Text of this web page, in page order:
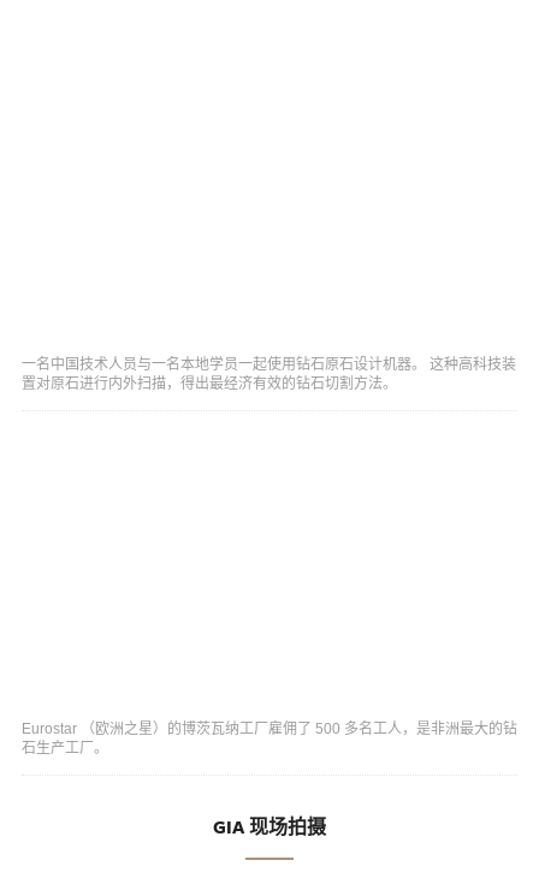
一名中国技术人员与一名本地学员一起使用钻石原石设计机器。 这种高科技装
置对原石进行内外扫描，得出最经济有效的钻石切割方法。
Eurostar （欧洲之星）的博茨瓦纳工厂雇佣了 500 多名工人，是非洲最大的钻
石生产工厂。
GIA 现场拍摄